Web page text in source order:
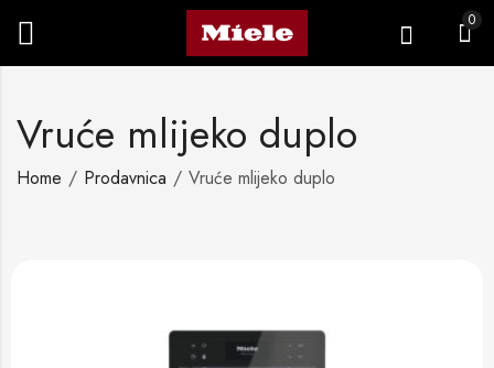
0
Vruće mlijeko duplo
Home Prodavnica Vruće mlijeko duplo